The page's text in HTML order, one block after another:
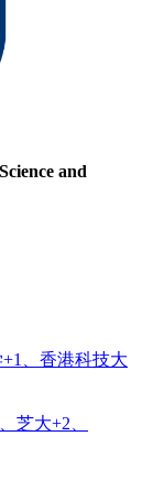
and
、香港科技大
芝大+2、